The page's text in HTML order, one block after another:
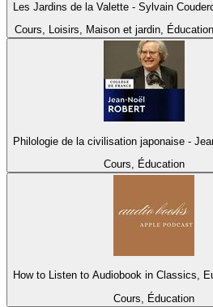
Les Jardins de la Valette - Sylvain
Cours, Loisirs, Maison et jardin, Éducation
Philologie de la civilisation japonaise -
Cours, Éducation
How to Listen to Audiobook in Classics,
Cours, Éducation